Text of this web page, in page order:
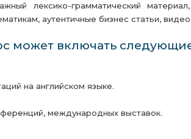
лексико-грамматический
аутентичные бизнес статьи,
может включать
на английском языке.
международных выставок.